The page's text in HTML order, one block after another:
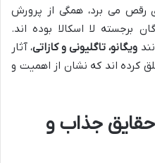
رقص می برد، همگی از پرورش
برجسته لا اسکالا بوده اند.
ویگانو، تاگلیونی و کازاتی، آثار
کرده اند که نشان از اهمیت و
حقایق جذاب و